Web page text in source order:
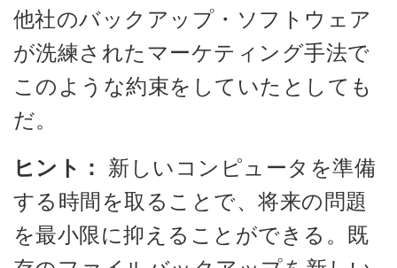
他社のバックアップ・ソフトウェア
が洗練されたマーケティング手法で
このような約束をしていたとしても
だ。
ヒント： 新しいコンピュータを準備
する時間を取ることで、将来の問題
を最小限に抑えることができる。既